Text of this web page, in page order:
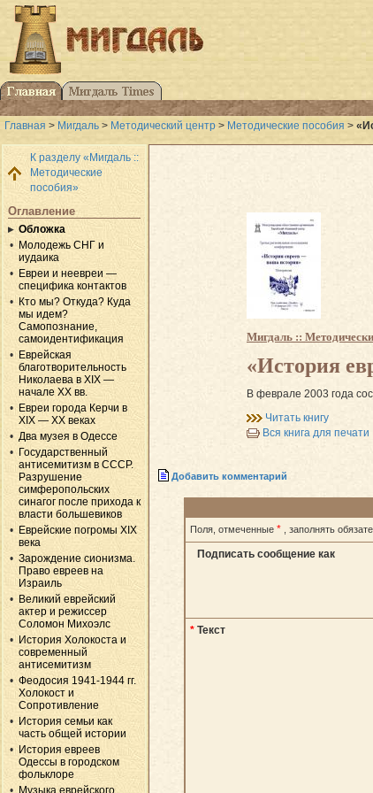
Главная > Мигдаль > Методический центр > Методические пособия >
К разделу «Мигдаль ::
Методические
пособия»
Оглавление
Обложка
Молодежь СНГ и
иудаика
Евреи и неевреи —
специфика контактов
Кто мы? Откуда? Куда
мы идем?
Самопознание,
самоидентификация
Еврейская
благотворительность
Николаева в ХIХ —
начале XX вв.
Евреи города Керчи в
XIX — XX веках
Два музея в Одессе
Государственный
антисемитизм в СССР.
Разрушение
симферопольских
синагог после прихода к
власти большевиков
Еврейские погромы XIX
века
Зарождение сионизма.
Право евреев на
Израиль
Великий еврейский
актер и режиссер
Соломон Михоэлс
История Холокоста и
современный
антисемитизм
Феодосия 1941-1944 гг.
Холокост и
Сопротивление
История семьи как
часть общей истории
История евреев
Одессы в городском
фольклоре
Музыка еврейского
Мигдаль ::
«История
В феврале 2003 года
Читать книгу
Вся книга для печати
Добавить комментарий
Поля, отмеченные * , заполнять
Подписать сообщение как
* Текст